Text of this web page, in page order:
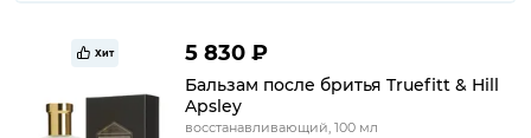
Хит 5 830 ₽
Бальзам после бритья Truefitt & Hill
Apsley
восстанавливающий, 100 мл